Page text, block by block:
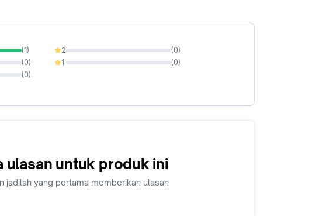
(1)
(0)
(0)
2 (0)
0%
1 (0)
0%
ulasan untuk produk ini
jadilah yang pertama memberikan ulasan